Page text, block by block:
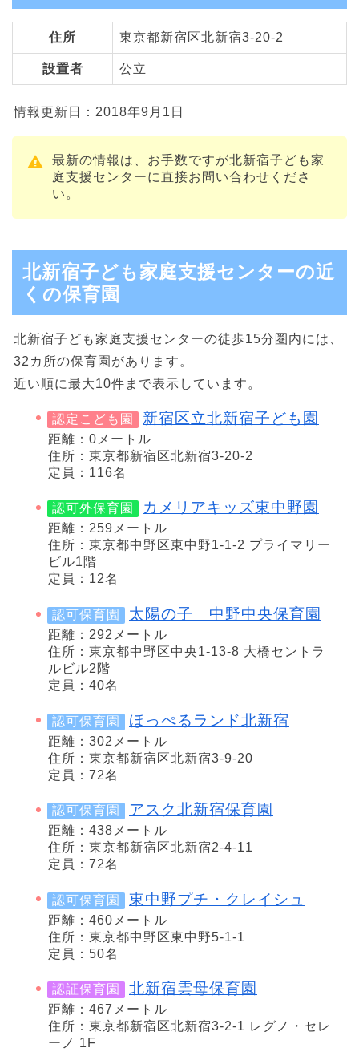
住所 東京都新宿区北新宿3-20-2
設置者 公立
情報更新日：2018年9月1日
最新の情報は、お手数ですが北新宿子ども家
庭支援センターに直接お問い合わせくださ
い。
北新宿子ども家庭支援センターの近
くの保育園
北新宿子ども家庭支援センターの徒歩15分圏内には、
32カ所の保育園があります。
近い順に最大10件まで表示しています。
認定こども園 新宿区立北新宿子ども園
距離：0メートル
住所：東京都新宿区北新宿3-20-2
定員：116名
認可外保育園 カメリアキッズ東中野園
距離：259メートル
住所：東京都中野区東中野1-1-2 プライマリー
ビル1階
定員：12名
認可保育園 太陽の子 中野中央保育園
距離：292メートル
住所：東京都中野区中央1-13-8 大橋セントラ
ルビル2階
定員：40名
認可保育園 ほっぺるランド北新宿
距離：302メートル
住所：東京都新宿区北新宿3-9-20
定員：72名
認可保育園 アスク北新宿保育園
距離：438メートル
住所：東京都新宿区北新宿2-4-11
定員：72名
認可保育園 東中野プチ・クレイシュ
距離：460メートル
住所：東京都中野区東中野5-1-1
定員：50名
認証保育園 北新宿雲母保育園
距離：467メートル
住所：東京都新宿区北新宿3-2-1 レグノ・セレ
ーノ 1F